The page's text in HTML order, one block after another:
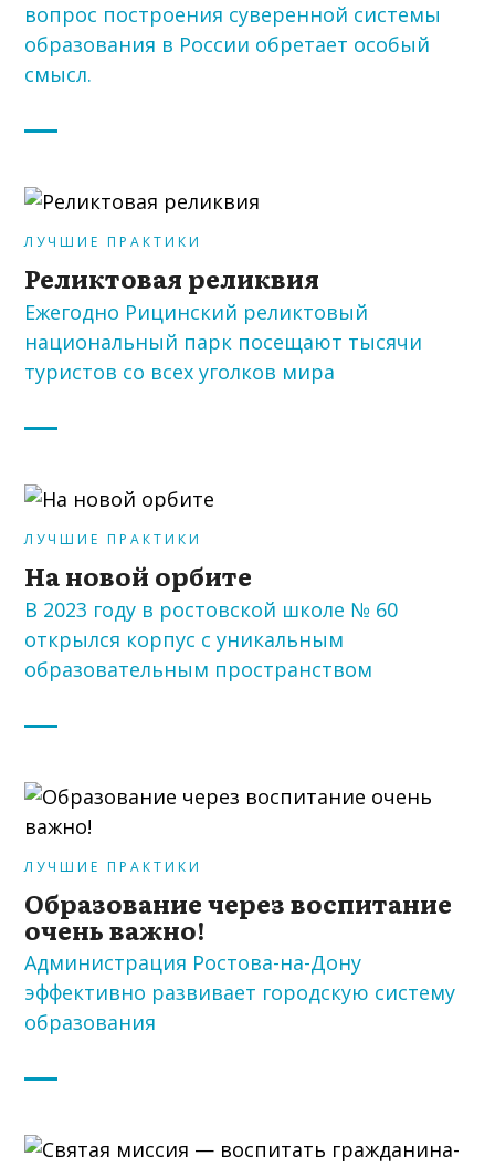
вопрос построения суверенной системы
образования в России обретает особый
смысл.
ЛУЧШИЕ ПРАКТИКИ
Реликтовая реликвия
Ежегодно Рицинский реликтовый
национальный парк посещают тысячи
туристов со всех уголков мира
ЛУЧШИЕ ПРАКТИКИ
На новой орбите
В 2023 году в ростовской школе № 60
открылся корпус с уникальным
образовательным пространством
ЛУЧШИЕ ПРАКТИКИ
Образование через воспитание
очень важно!
Администрация Ростова-на-Дону
эффективно развивает городскую систему
образования